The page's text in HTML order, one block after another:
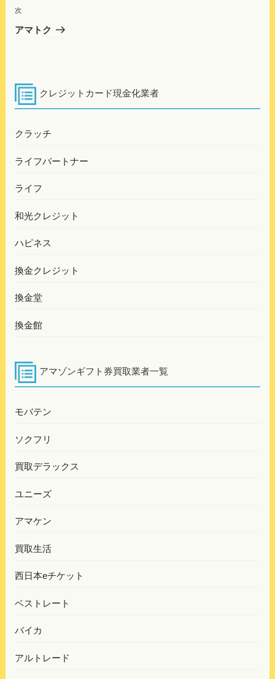
ビ
ゲ
ン
稿
次
の
次
アマトク
クレジットカード現金化業者
クラッチ
ライフパートナー
ライフ
和光クレジット
ハピネス
換金クレジット
換金堂
換金館
アマゾンギフト券買取業者一覧
モバテン
ソクフリ
買取デラックス
ユニーズ
アマケン
買取生活
西日本eチケット
ベストレート
バイカ
アルトレード